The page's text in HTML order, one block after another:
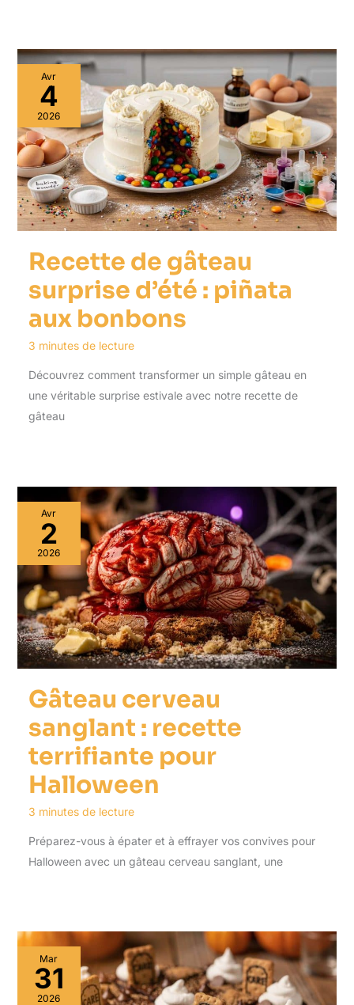
Avr
4
2026
Recette de gâteau
surprise d’été : piñata
aux bonbons
3 minutes de lecture
Découvrez comment transformer un simple gâteau en
une véritable surprise estivale avec notre recette de
gâteau
Avr
2
2026
Gâteau cerveau
sanglant : recette
terrifiante pour
Halloween
3 minutes de lecture
Préparez-vous à épater et à effrayer vos convives pour
Halloween avec un gâteau cerveau sanglant, une
Mar
31
2026